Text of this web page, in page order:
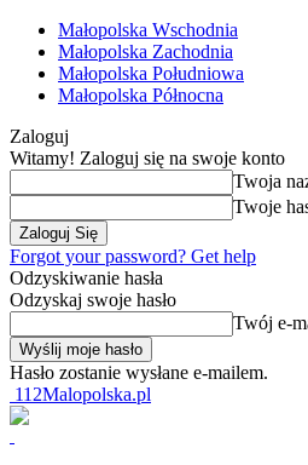
Małopolska Wschodnia
Małopolska Zachodnia
Małopolska Południowa
Małopolska Północna
Zaloguj
Witamy! Zaloguj się na swoje konto
Twoja
Twoje
Forgot your password? Get help
Odzyskiwanie hasła
Odzyskaj swoje hasło
Twój e-
Hasło zostanie wysłane e-mailem.
112Malopolska.pl